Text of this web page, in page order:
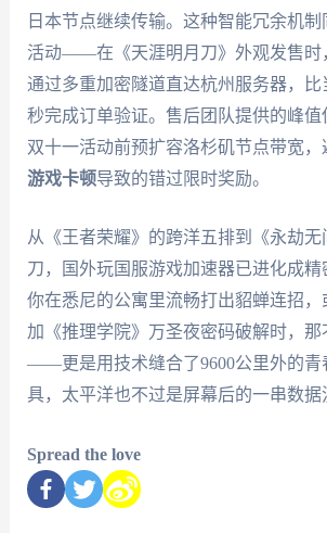
日本节点继续传输。这种智能冗余机
活动——在《天涯明月刀》外观发售时
通过多重加密隧道直达杭州服务器，比
秒完成订单验证。售后团队提供的峰值
双十一活动前预扩容洛杉矶节点带宽，
游戏卡顿导致的错过限时奖励。
从《王者荣耀》的跨洋五排到《永劫
刀，国外玩国服游戏加速器已进化成精
你在悉尼的公寓里流畅打出貂蝉连招，
加《推理学院》万圣夜密码破解时，
——更是用技术缝合了9600公里外的青
具，太平洋也不过是屏幕后的一串数据
Spread the love